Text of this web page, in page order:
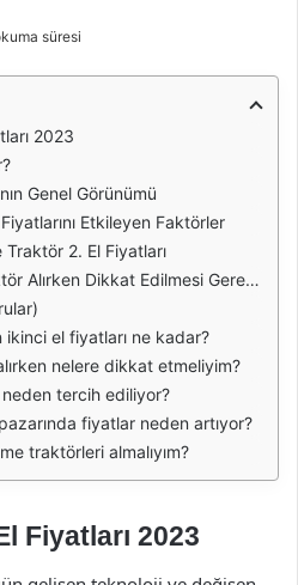
süresi
2023
Genel Görünümü
Etkileyen Faktörler
Traktör 2. El Fiyatları
Alırken Dikkat Edilmesi Gerekenler
el fiyatları ne kadar?
nelere dikkat etmeliyim?
tercih ediliyor?
fiyatlar neden artıyor?
traktörleri almalıyım?
Fiyatları 2023